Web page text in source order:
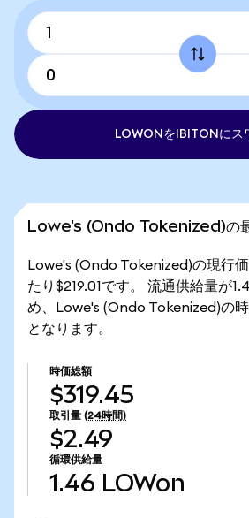
LOWONをIBITONにス
Lowe's (Ondo Tokenized)の最
Lowe's (Ondo Tokenized)の現行
たり$219.01です。 流通供給量が
め、Lowe's (Ondo Tokenized)の
となります。
時価総額
$319.45
取引量 (24時間)
$2.49
循環供給量
1.46 LOWon